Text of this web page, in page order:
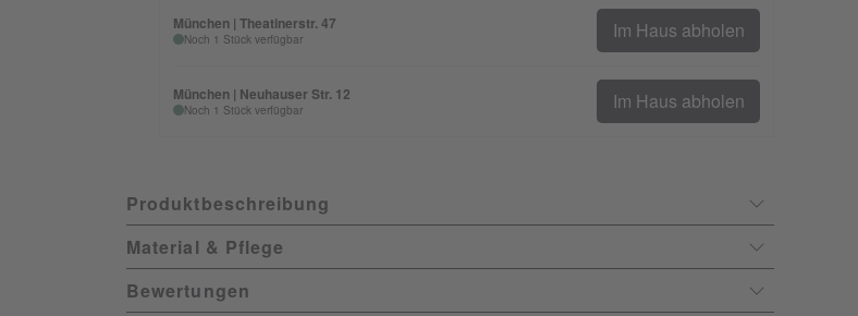
München | Theatinerstr. 47
Noch 1 Stück verfügbar Im Haus abholen
München | Neuhauser Str. 12
Noch 1 Stück verfügbar Im Haus abholen
Produktbeschreibung
Material & Pflege
Bewertungen